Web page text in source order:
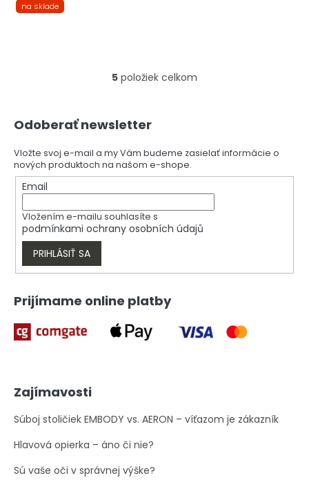
na sklade
O
a
c
i
r
v
p
i
5 položiek celkom
Odoberať newsletter
Vložte svoj e-mail a my Vám budeme zasielať informácie o
nových produktoch na našom e-shope.
Email
Vložením e-mailu souhlasíte s
podmínkami ochrany osobních údajů
PRIHLÁSIŤ SA
Prijímame online platby
Zajímavosti
Súboj stoličiek EMBODY vs. AERON – víťazom je zákazník
Hlavová opierka – áno či nie?
Sú vaše oči v správnej výške?